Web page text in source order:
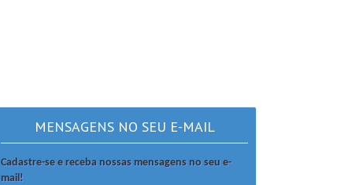
MENSAGENS NO SEU E-MAIL
Cadastre-se e receba nossas mensagens no seu e-
mail!